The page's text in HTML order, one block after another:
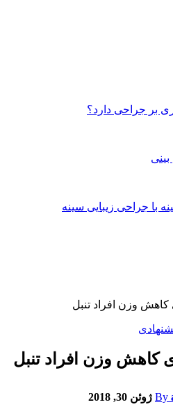
بر جراحی دارد؟
با جراحی زیبایی سینه
کاهش وزن افراد تنبل
کاهش وزن افراد تنبل
By ژوئن 30, 2018